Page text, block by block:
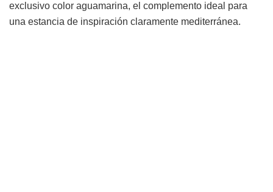
exclusivo color aguamarina, el complemento ideal para
una estancia de inspiración claramente mediterránea.